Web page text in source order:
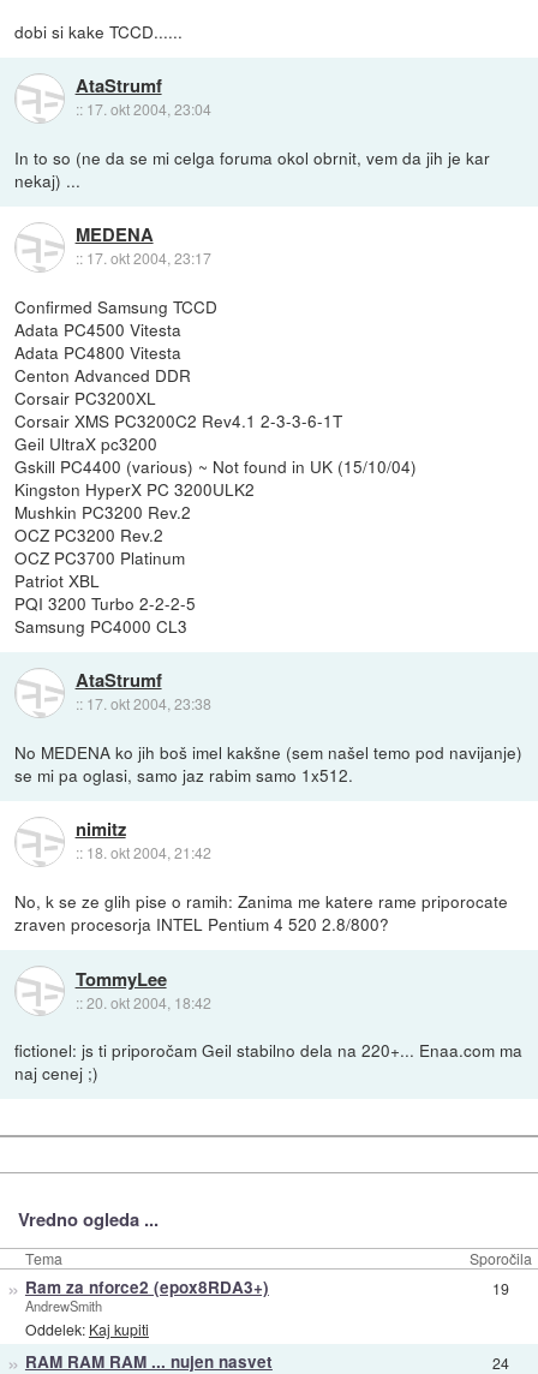
dobi si kake TCCD......
AtaStrumf
:: 17. okt 2004, 23:04
In to so (ne da se mi celga foruma okol obrnit, vem da jih je kar
nekaj) ...
MEDENA
:: 17. okt 2004, 23:17
Confirmed Samsung TCCD
Adata PC4500 Vitesta
Adata PC4800 Vitesta
Centon Advanced DDR
Corsair PC3200XL
Corsair XMS PC3200C2 Rev4.1 2-3-3-6-1T
Geil UltraX pc3200
Gskill PC4400 (various) ~ Not found in UK (15/10/04)
Kingston HyperX PC 3200ULK2
Mushkin PC3200 Rev.2
OCZ PC3200 Rev.2
OCZ PC3700 Platinum
Patriot XBL
PQI 3200 Turbo 2-2-2-5
Samsung PC4000 CL3
AtaStrumf
:: 17. okt 2004, 23:38
No MEDENA ko jih boš imel kakšne (sem našel temo pod navijanje)
se mi pa oglasi, samo jaz rabim samo 1x512.
nimitz
:: 18. okt 2004, 21:42
No, k se ze glih pise o ramih: Zanima me katere rame priporocate
zraven procesorja INTEL Pentium 4 520 2.8/800?
TommyLee
::20. okt 2004, 18:42
fictionel: js ti priporočam Geil stabilno dela na 220+... Enaa.com ma
naj cenej ;)
Vredno ogleda ...
Tema Sporočila
» Ram za nforce2 (epox8RDA3+)
AndrewSmith
Oddelek: Kaj kupiti
19
» RAM RAM RAM ... nujen nasvet 24